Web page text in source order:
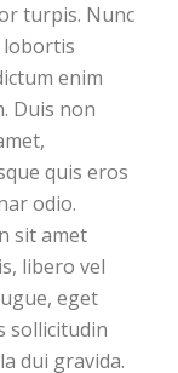
turpis. Nunc
lobortis
enim
Duis non
quis eros
odio.
sit amet
libero vel
eget
sollicitudin
dui gravida.